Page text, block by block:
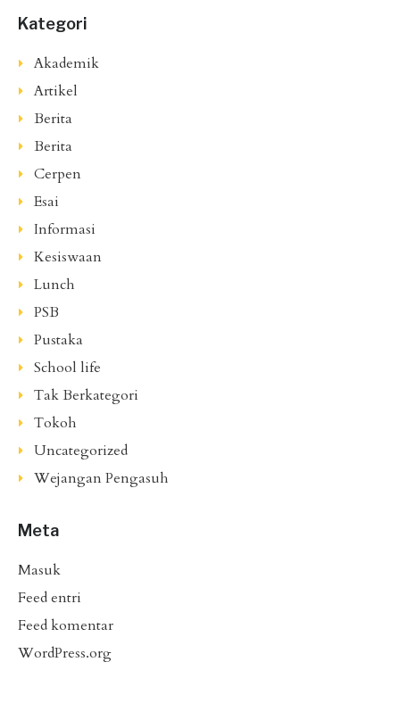
Kategori
Akademik
Artikel
Berita
Berita
Cerpen
Esai
Informasi
Kesiswaan
Lunch
PSB
Pustaka
School life
Tak Berkategori
Tokoh
Uncategorized
Wejangan Pengasuh
Meta
Masuk
Feed entri
Feed komentar
WordPress.org